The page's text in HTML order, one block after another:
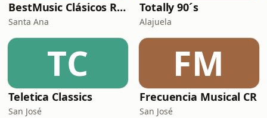
BestMusic Clásicos Radio
Santa Ana
Totally 90´s
Alajuela
TC
Teletica Classics
San José
FM
Frecuencia Musical CR
San José